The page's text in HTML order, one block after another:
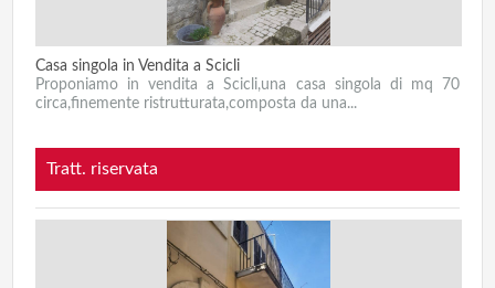
Casa singola in Vendita a Scicli
Proponiamo in vendita a Scicli,una casa singola di mq 70
circa,finemente ristrutturata,composta da una...
Tratt. riservata